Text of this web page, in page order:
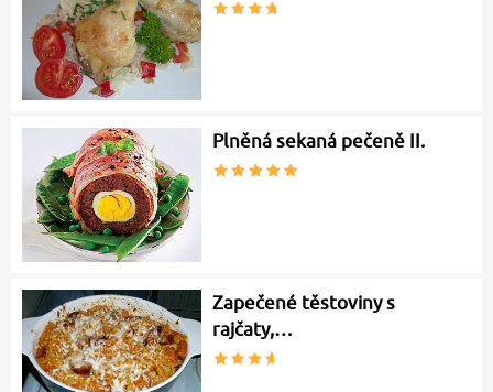
Plněná sekaná pečeně II.
Zapečené těstoviny s
rajčaty,…